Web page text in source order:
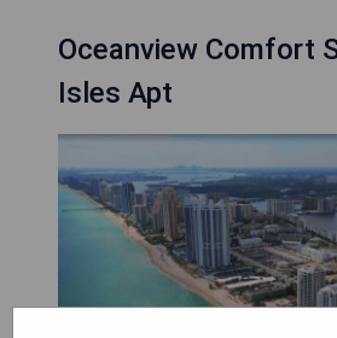
Oceanview Comfort
Isles Apt